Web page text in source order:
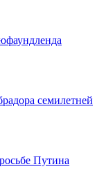
семилетней
Путина